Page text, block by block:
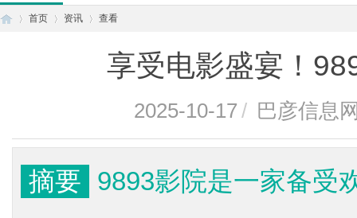
首页 资讯 查看
享受电影盛宴！
2025-10-17 / 巴彦信息
摘要
9893影院是一家备受